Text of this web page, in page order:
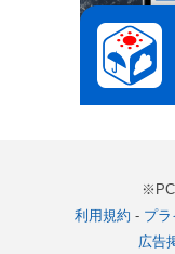
※PC
利用規約 - プ
広告